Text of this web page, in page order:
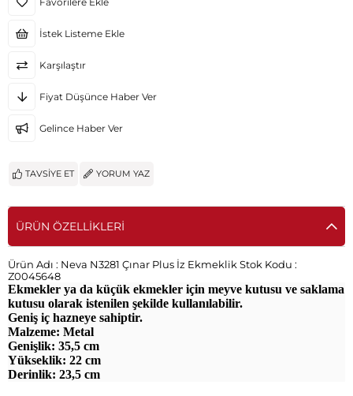
İstek Listeme Ekle
Karşılaştır
Fiyat Düşünce Haber Ver
Gelince Haber Ver
TAVSIYE ET YORUM YAZ
ÜRÜN ÖZELLIKLERI
Ürün Adı : Neva N3281 Çınar Plus İz Ekmeklik Stok Kodu :
Z0045648
Ekmekler ya da küçük ekmekler için meyve kutusu ve saklama
kutusu olarak istenilen şekilde kullanılabilir.
Geniş iç hazneye sahiptir.
Malzeme: Metal
Genişlik: 35,5 cm
Yükseklik: 22 cm
Derinlik: 23,5 cm